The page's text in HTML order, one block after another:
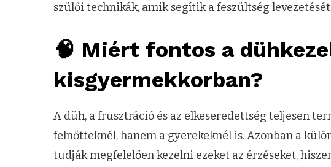
szülői technikák, amik segítik a feszültség
🧠 Miért fontos a
kisgyermekkorban?
A düh, a frusztráció és az elkeseredettség teljesen
felnőtteknél, hanem a gyerekeknél is. Azonban a
tudják megfelelően kezelni ezeket az érzéseket,